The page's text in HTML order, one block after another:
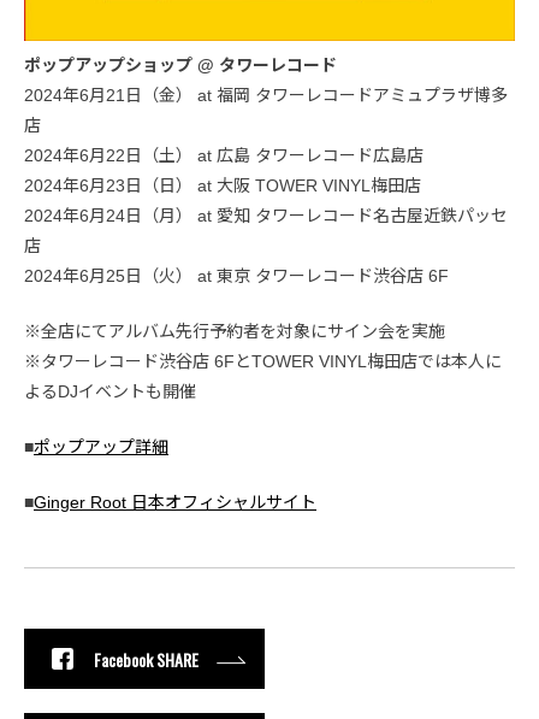
ポップアップショップ @ タワーレコード
2024年6月21日（金） at 福岡 タワーレコードアミュプラザ博多
店
2024年6月22日（土） at 広島 タワーレコード広島店
2024年6月23日（日） at 大阪 TOWER VINYL梅田店
2024年6月24日（月） at 愛知 タワーレコード名古屋近鉄パッセ
店
2024年6月25日（火） at 東京 タワーレコード渋谷店 6F
※全店にてアルバム先行予約者を対象にサイン会を実施
※タワーレコード渋谷店 6FとTOWER VINYL梅田店では本人に
よるDJイベントも開催
■ポップアップ詳細
■Ginger Root 日本オフィシャルサイト
Facebook SHARE